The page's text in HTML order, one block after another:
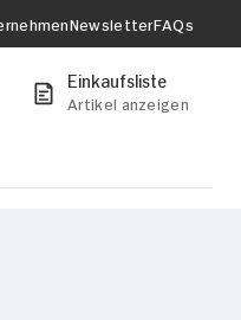
NewsletterFAQs
Einkaufsliste
Artikel anzeigen